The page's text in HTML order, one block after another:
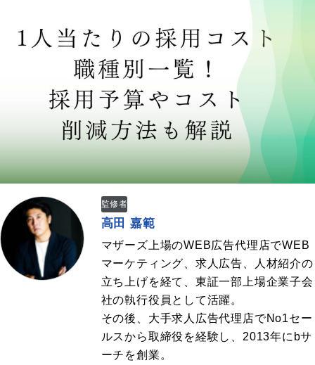
監修者
高田 嘉範
マザーズ上場のWEB広告代理店でWEB
マーケティング、求人広告、人材紹介の
立ち上げを経て、東証一部上場企業子会
社の執行役員として活躍。
その後、大手求人広告代理店でNo1セー
ルスから取締役を経験し、2013年にbサ
ーチを創業。